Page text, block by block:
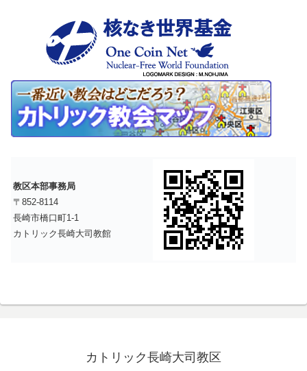
教区本部事務局
〒852-8114
長崎市橋口町1-1
カトリック長崎大司教館
カトリック長崎大司教区